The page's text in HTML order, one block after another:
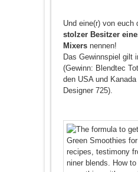
Und eine(r) von euch
stolzer Besitzer
Mixersnennen!
Das Gewinnspiel gilt
(Gewinn: Blendtec
den USA und
Designer 725).